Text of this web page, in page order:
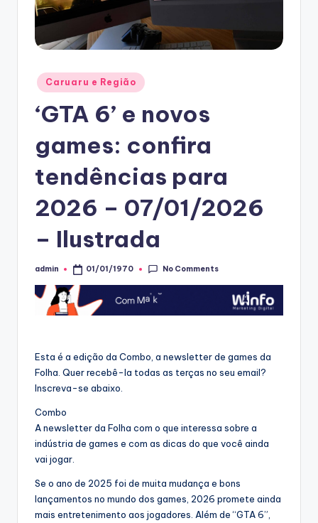
Posted
in
Caruaru e Região
‘GTA 6’ e novos
games: confira
tendências para
2026 – 07/01/2026
– Ilustrada
Posted
admin 01/01/1970 No Comments
Esta é a edição da Combo, a newsletter de games da
Folha. Quer recebê-la todas as terças no seu email?
Inscreva-se abaixo.
Combo
A newsletter da Folha com o que interessa sobre a
indústria de games e com as dicas do que você ainda
vai jogar.
Se o ano de 2025 foi de muita mudança e bons
lançamentos no mundo dos games, 2026 promete ainda
mais entretenimento aos jogadores. Além de “GTA 6”,